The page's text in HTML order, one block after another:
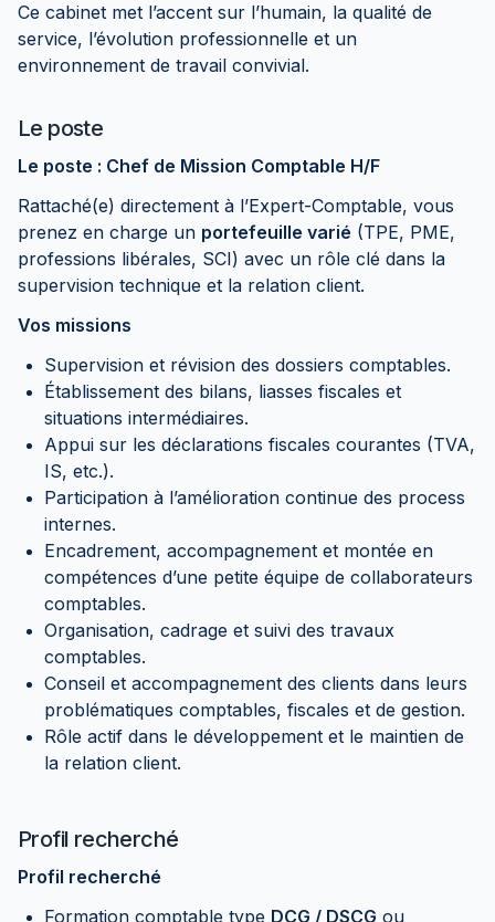
Ce cabinet met l’accent sur l’humain, la qualité de
service, l’évolution professionnelle et un
environnement de travail convivial.
Le poste
Le poste : Chef de Mission Comptable H/F
Rattaché(e) directement à l’Expert-Comptable, vous
prenez en charge un portefeuille varié (TPE, PME,
professions libérales, SCI) avec un rôle clé dans la
supervision technique et la relation client.
Vos missions
Supervision et révision des dossiers comptables.
Établissement des bilans, liasses fiscales et
situations intermédiaires.
Appui sur les déclarations fiscales courantes (TVA,
IS, etc.).
Participation à l’amélioration continue des process
internes.
Encadrement, accompagnement et montée en
compétences d’une petite équipe de collaborateurs
comptables.
Organisation, cadrage et suivi des travaux
comptables.
Conseil et accompagnement des clients dans leurs
problématiques comptables, fiscales et de gestion.
Rôle actif dans le développement et le maintien de
la relation client.
Profil recherché
Profil recherché
Formation comptable type DCG / DSCG ou